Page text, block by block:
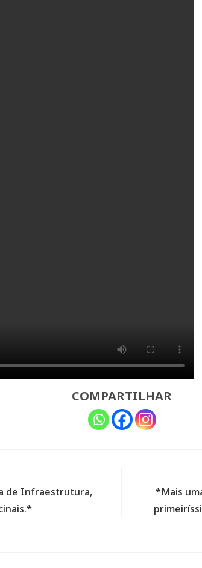
COMPARTILHAR
de Infraestrutura,
*Mais